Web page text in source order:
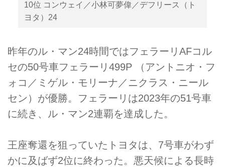
10位 コンウェイ／小林可夢偉／デフリース（ト
ヨタ）24
昨年のル・マン24時間ではフェラーリAFコル
セの50号車フェラーリ499P （アントニオ・フ
ォコ／ミゲル・モリーナ／ニクラス・ニール
セン）が優勝。フェラーリは2023年の51号車
に続き、ル・マン2連覇を達成した。
王座奪還を狙っていたトヨタは、7号車がわず
かに及ばず2位に終わった。悪天候による長時